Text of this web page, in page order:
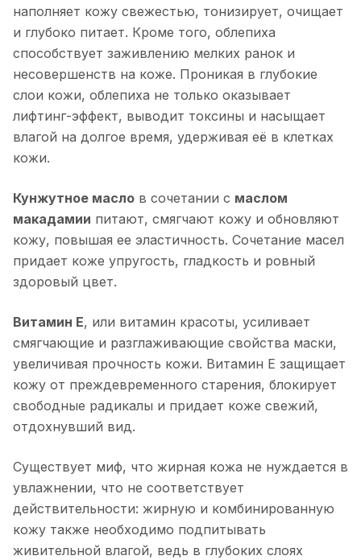
наполняет кожу свежестью, тонизирует, очищает
и глубоко питает. Кроме того, облепиха
способствует заживлению мелких ранок и
несовершенств на коже. Проникая в глубокие
слои кожи, облепиха не только оказывает
лифтинг-эффект, выводит токсины и насыщает
влагой на долгое время, удерживая её в клетках
кожи.
Кунжутное масло в сочетании с маслом
макадамии питают, смягчают кожу и обновляют
кожу, повышая ее эластичность. Сочетание масел
придает коже упругость, гладкость и ровный
здоровый цвет.
Витамин Е, или витамин красоты, усиливает
смягчающие и разглаживающие свойства маски,
увеличивая прочность кожи. Витамин Е защищает
кожу от преждевременного старения, блокирует
свободные радикалы и придает коже свежий,
отдохнувший вид.
Существует миф, что жирная кожа не нуждается в
увлажнении, что не соответствует
действительности: жирную и комбинированную
кожу также необходимо подпитывать
живительной влагой, ведь в глубоких слоях